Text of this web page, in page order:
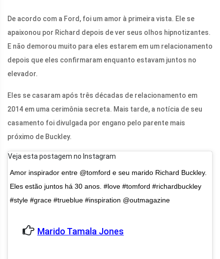
De acordo com a Ford, foi um amor à primeira vista. Ele se
apaixonou por Richard depois de ver seus olhos hipnotizantes.
E não demorou muito para eles estarem em um relacionamento
depois que eles confirmaram enquanto estavam juntos no
elevador.
Eles se casaram após três décadas de relacionamento em
2014 em uma cerimônia secreta. Mais tarde, a notícia de seu
casamento foi divulgada por engano pelo parente mais
próximo de Buckley.
Veja esta postagem no Instagram
Amor inspirador entre @tomford e seu marido Richard Buckley.
Eles estão juntos há 30 anos. #love #tomford #richardbuckley
#style #grace #trueblue #inspiration @outmagazine
Marido Tamala Jones